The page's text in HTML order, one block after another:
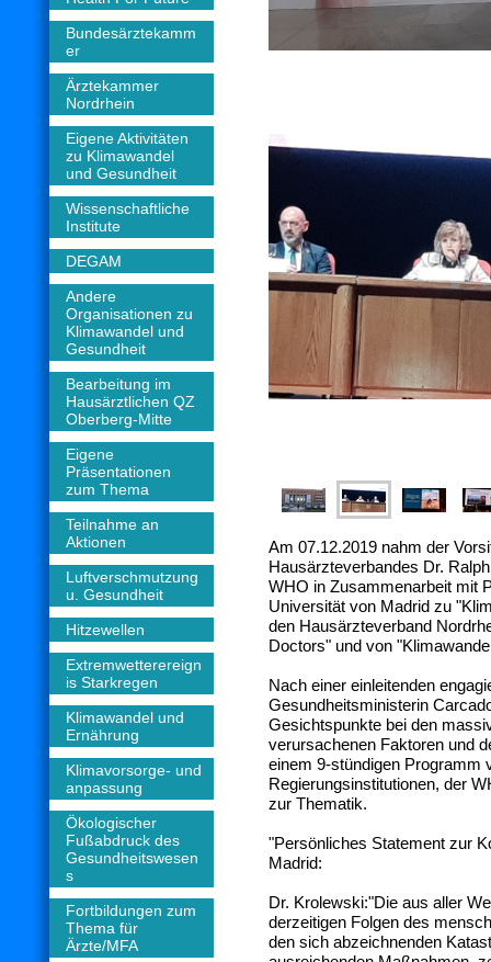
Bundesärztekamm
er
Ärztekammer
Nordrhein
Eigene Aktivitäten
zu Klimawandel
und Gesundheit
Wissenschaftliche
Institute
DEGAM
Andere
Organisationen zu
Klimawandel und
Gesundheit
Bearbeitung im
Hausärztlichen QZ
Oberberg-Mitte
Eigene
Präsentationen
zum Thema
Teilnahme an
Aktionen
Luftverschmutzung
u. Gesundheit
Hitzewellen
Extremwetterereign
is Starkregen
Klimawandel und
Ernährung
Klimavorsorge- und
anpassung
Ökologischer
Fußabdruck des
Gesundheitswesen
s
Fortbildungen zum
Thema für
Ärzte/MFA
Am 07.12.2019 nahm der
Hausärzteverbandes Dr.
WHO in Zusammenarbeit mit
Universität von Madrid zu
den Hausärzteverband
Doctors" und von
Nach einer einleitenden
Gesundheitsministerin
Gesichtspunkte bei den
verursachenen Faktoren und
einem 9-stündigen Programm
Regierungsinstitutionen, der
zur Thematik.
"Persönliches Statement zur
Madrid:
Dr. Krolewski:"Die aus aller
derzeitigen Folgen des
den sich abzeichnenden